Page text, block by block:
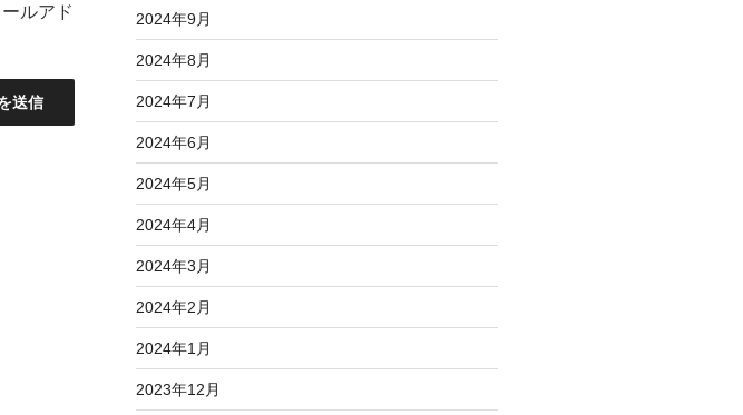
ルアド
2024年9月
2024年8月
2024年7月
2024年6月
2024年5月
2024年4月
2024年3月
2024年2月
2024年1月
2023年12月